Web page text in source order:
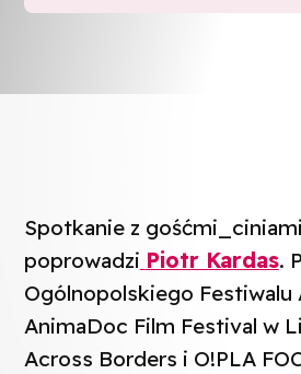
Spotkanie z
poprowadzi Piotr Kardas.
Ogólnopolskiego Festiwalu
AnimaDoc Film Festival w
Across Borders i O!PLA